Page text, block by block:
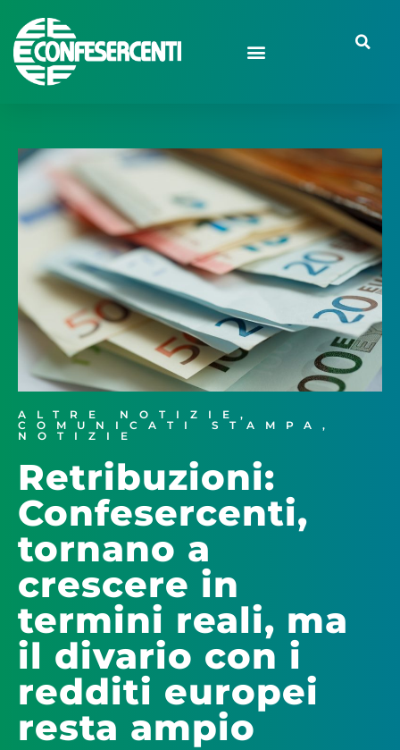
ALTRE NOTIZIE ,
COMUNICATI STAMPA ,
NOTIZIE
Retribuzioni:
Confesercenti,
tornano a
crescere in
termini reali, ma
il divario con i
redditi europei
resta ampio